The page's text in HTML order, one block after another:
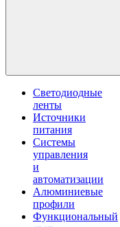
Светодиодные
ленты
Источники
питания
Системы
управления
и
автоматизации
Алюминиевые
профили
Функциональный